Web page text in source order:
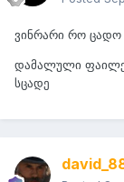
ვინრარი რო ცადო
დამალული
სცადე